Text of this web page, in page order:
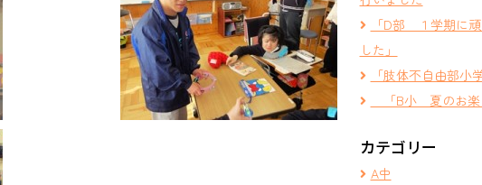
「D部 １学期に
した」
「肢体不自由部小
「B小 夏のお楽
カテゴリー
A中